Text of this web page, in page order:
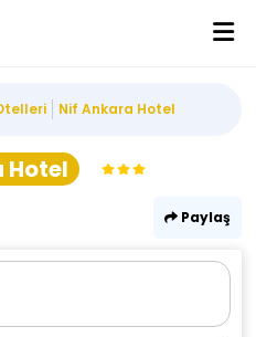
Nif Ankara Hotel
Hotel
Paylaş